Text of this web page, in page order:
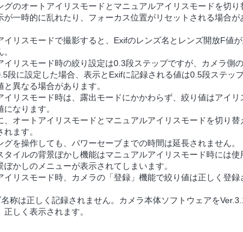
グのオートアイリスモードとマニュアルアイリスモードを切り
が一時的に乱れたり、フォーカス位置がリセットされる場合が
イリスモードで撮影すると、Exifのレンズ名とレンズ開放F値
イリスモード時の絞り設定は0.3段ステップですが、カメラ側
段に設定した場合、表示とExifに記録される値は0.5段ステップ
と異なる場合があります。
イリスモード時は、露出モードにかかわらず、絞り値はアイリ
なります。
、オートアイリスモードとマニュアルアイリスモードを切り替
ます。
グを操作しても、パワーセーブまでの時間は延長されません。
タイルの背景ぼかし機能はマニュアルアイリスモード時には使
ぼかしのメニューが表示されてしまいます。
イリスモード時、カメラの「登録」機能で絞り値は正しく登録
称は正しく記録されません。カメラ本体ソフトウェアを
しく表示されます。